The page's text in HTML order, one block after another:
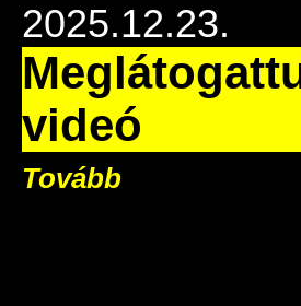
2025.12.23.
videó
Tovább